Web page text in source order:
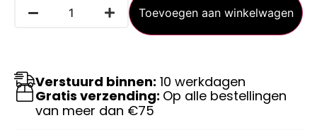
Toevoegen aan winkelwagen
Verstuurd binnen: 10 werkdagen
Gratis verzending: Op alle bestellingen
van meer dan €75